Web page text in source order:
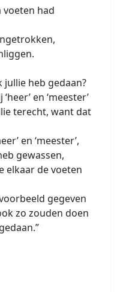
voeten had
jullie heb gedaan?
en ‘meester’
terecht, want dat
en ‘meester’,
gewassen,
elkaar de voeten
gegeven
zo zouden doen